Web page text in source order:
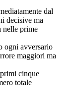
dal
decisive ma
nelle prime
ogni avversario
maggiori ma
cinque
totale